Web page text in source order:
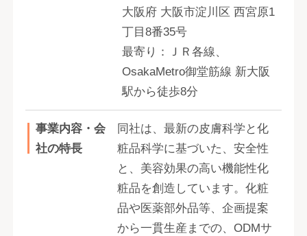
大阪府 大阪市淀川区 西宮原1
丁目8番35号
最寄り：ＪＲ各線、
OsakaMetro御堂筋線 新大阪
駅から徒歩8分
事業内容・会
社の特長
同社は、最新の皮膚科学と化
粧品科学に基づいた、安全性
と、美容効果の高い機能性化
粧品を創造しています。化粧
品や医薬部外品等、企画提案
から一貫生産までの、ODMサ